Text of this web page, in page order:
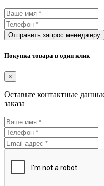
Отправить запрос менеджеру
Покупка товара в один клик
×
Оставьте контактные
заказа